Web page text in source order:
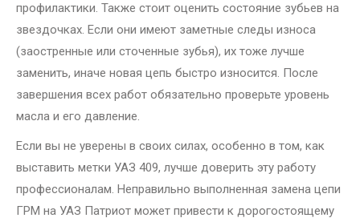
профилактики. Также стоит оценить состояние зубьев на
звездочках. Если они имеют заметные следы износа
(заостренные или сточенные зубья), их тоже лучше
заменить, иначе новая цепь быстро износится. После
завершения всех работ обязательно проверьте уровень
масла и его давление.
Если вы не уверены в своих силах, особенно в том, как
выставить метки УАЗ 409, лучше доверить эту работу
профессионалам. Неправильно выполненная замена цепи
ГРМ на УАЗ Патриот может привести к дорогостоящему